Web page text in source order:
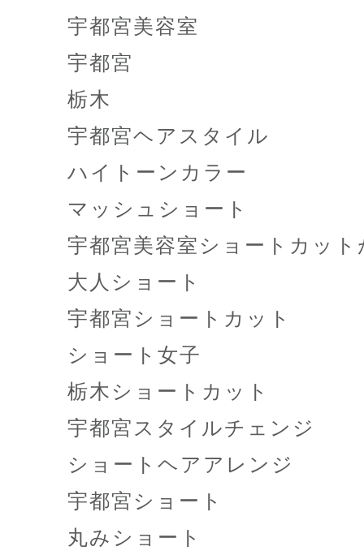
宇都宮美容室
宇都宮
栃木
宇都宮ヘアスタイル
ハイトーンカラー
マッシュショート
宇都宮美容室ショートカット
大人ショート
宇都宮ショートカット
ショート女子
栃木ショートカット
宇都宮スタイルチェンジ
ショートヘアアレンジ
宇都宮ショート
丸みショート